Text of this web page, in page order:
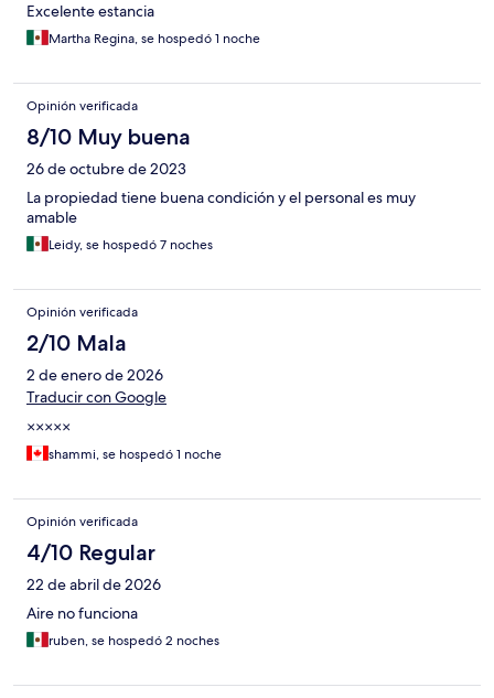
Excelente estancia
Martha Regina, se hospedó 1 noche
Opinión verificada
8/10 Muy buena
26 de octubre de 2023
La propiedad tiene buena condición y el personal es muy
amable
Leidy, se hospedó 7 noches
Opinión verificada
2/10 Mala
2 de enero de 2026
Traducir con Google
×××××
shammi, se hospedó 1 noche
Opinión verificada
4/10 Regular
22 de abril de 2026
Aire no funciona
ruben, se hospedó 2 noches